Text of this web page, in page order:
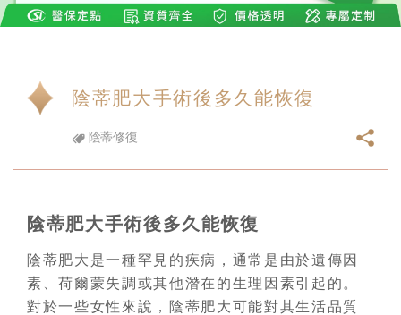
陰蒂肥大手術後多久能恢復
陰蒂修復
陰蒂肥大手術後多久能恢復
陰蒂肥大是一種罕見的疾病，通常是由於遺傳因
素、荷爾蒙失調或其他潛在的生理因素引起的。
對於一些女性來說，陰蒂肥大可能對其生活品質